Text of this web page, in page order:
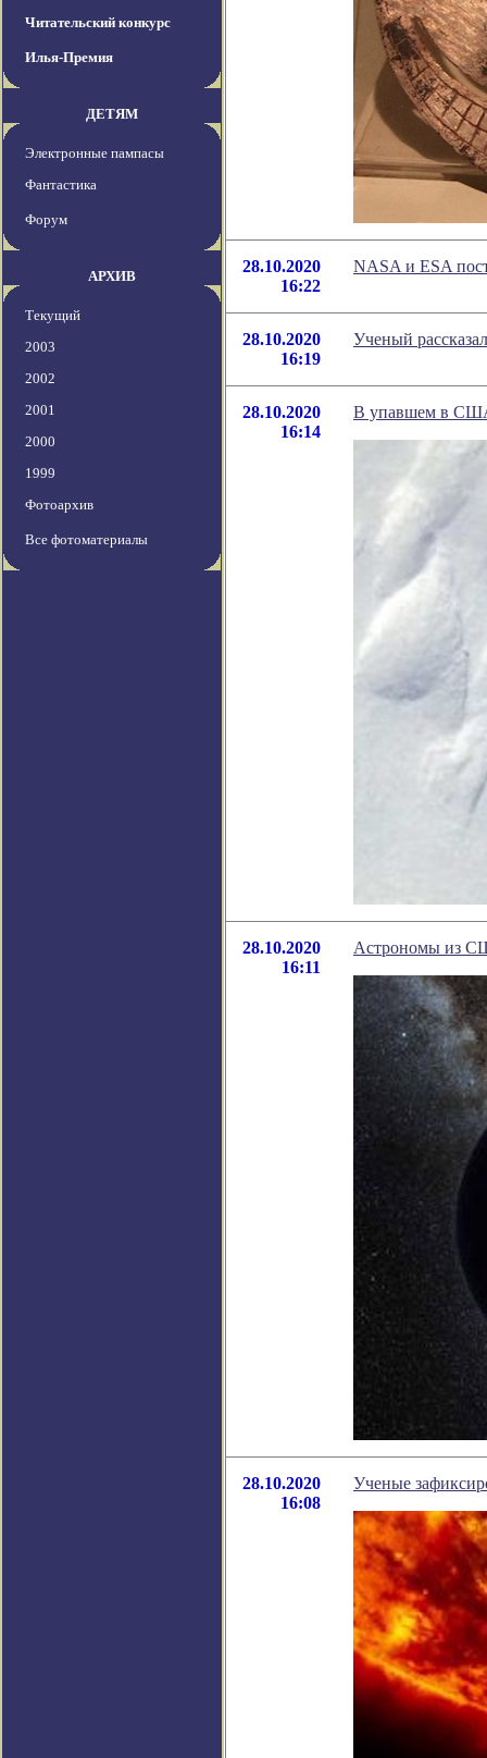
Читательский конкурс
Илья-Премия
ДЕТЯМ
Электронные пампасы
Фантастика
Форум
АРХИВ
Текущий
2003
2002
2001
2000
1999
Фотоархив
Все фотоматериалы
28.10.2020
16:22
NASA и ESA
28.10.2020
16:19
Ученый
28.10.2020
16:14
В упавшем в США
28.10.2020
16:11
Астрономы из
28.10.2020
16:08
Ученые